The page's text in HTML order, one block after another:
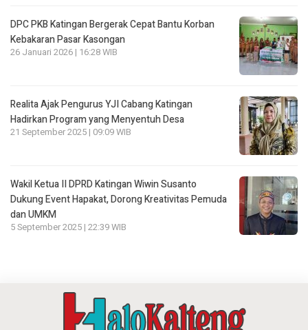
DPC PKB Katingan Bergerak Cepat Bantu Korban
Kebakaran Pasar Kasongan
26 Januari 2026 | 16:28 WIB
Realita Ajak Pengurus YJI Cabang Katingan
Hadirkan Program yang Menyentuh Desa
21 September 2025 | 09:09 WIB
Wakil Ketua II DPRD Katingan Wiwin Susanto
Dukung Event Hapakat, Dorong Kreativitas Pemuda
dan UMKM
5 September 2025 | 22:39 WIB